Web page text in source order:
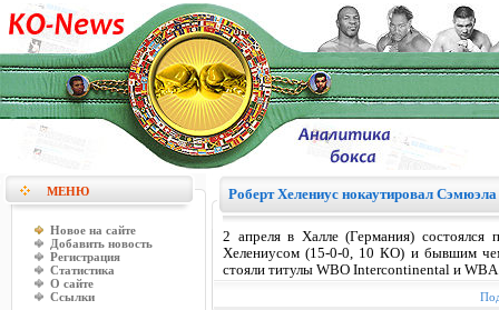
МЕНЮ
Новое на сайте
Добавить новость
Регистрация
Статистика
О сайте
Ссылки
Роберт Хелениус нокаутировал
2 апреля в Халле (Германия) состоялся
Хелениусом (15-0-0, 10 КО) и бывшим
стояли титулы WBO Intercontinental и